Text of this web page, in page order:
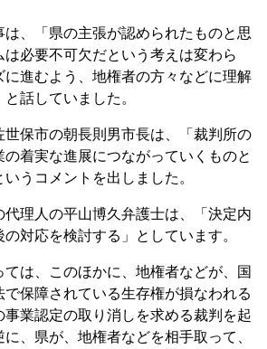
、「県の主張が認められたものと思
は必要不可欠だという考えは変わら
に進むよう、地権者の方々などに理解
話していました。
保市の朝長則男市長は、「裁判所の
着実な進展につながっていくものと
うコメントを出しました。
理人の平山博久弁護士は、「決定内
対応を検討する」としています。
は、このほかに、地権者などが、国
で保障されている生存権が損なわれる
事業認定の取り消しを求める裁判を起
、県が、地権者などを相手取って、